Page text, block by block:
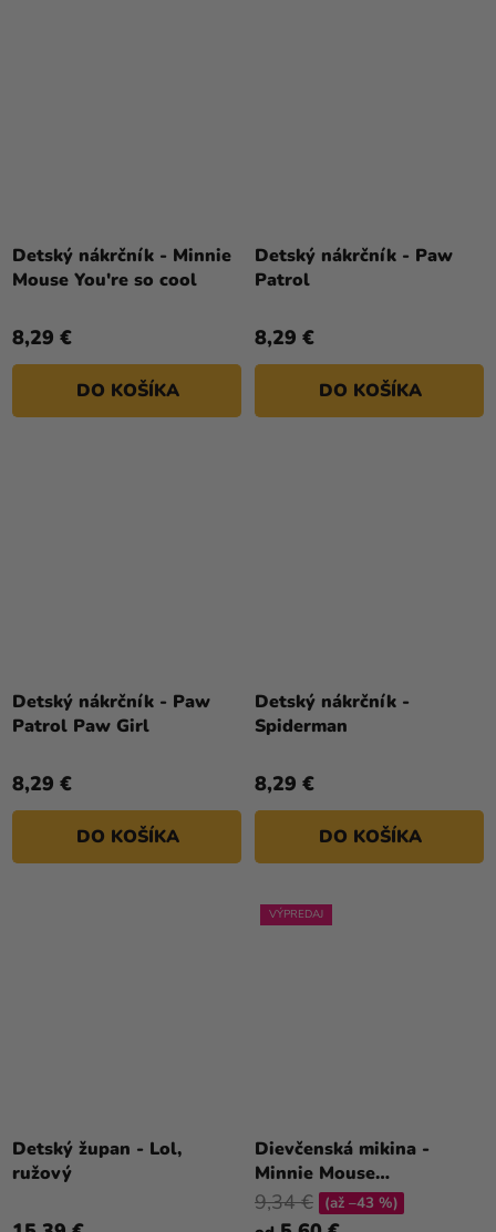
Detský nákrčník - Minnie
Mouse You're so cool
8,29 €
DO KOŠÍKA
Detský nákrčník - Paw
Patrol
8,29 €
DO KOŠÍKA
Detský nákrčník - Paw
Patrol Paw Girl
8,29 €
DO KOŠÍKA
Detský nákrčník -
Spiderman
8,29 €
DO KOŠÍKA
Detský župan - Lol,
ružový
VÝPREDAJ
Dievčenská mikina -
Minnie Mouse
svetloružová
9,34 € (až –43 %)